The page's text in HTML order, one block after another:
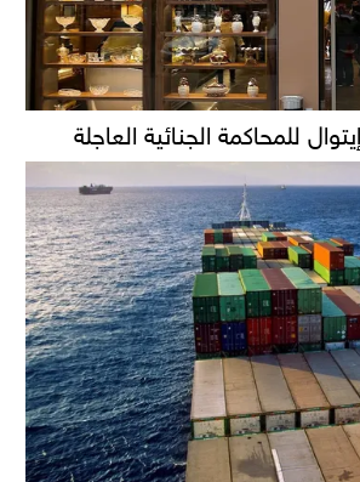
للمحاكمة الجنائية العاجلة